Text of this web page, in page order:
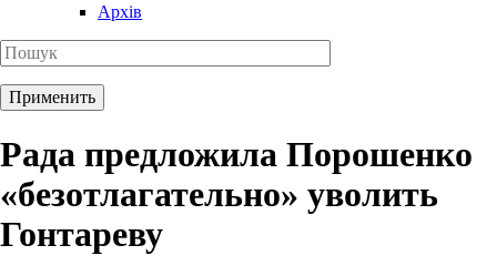
Архів
Рада предложила Порошенко
«безотлагательно» уволить
Гонтареву